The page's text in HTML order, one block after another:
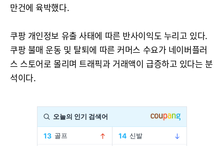
만건에 육박했다.
쿠팡 개인정보 유출 사태에 따른 반사이익도 누리고 있다.
쿠팡 불매 운동 및 탈퇴에 따른 커머스 수요가 네이버플러
스 스토어로 몰리며 트래픽과 거래액이 급증하고 있다는 분
석이다.